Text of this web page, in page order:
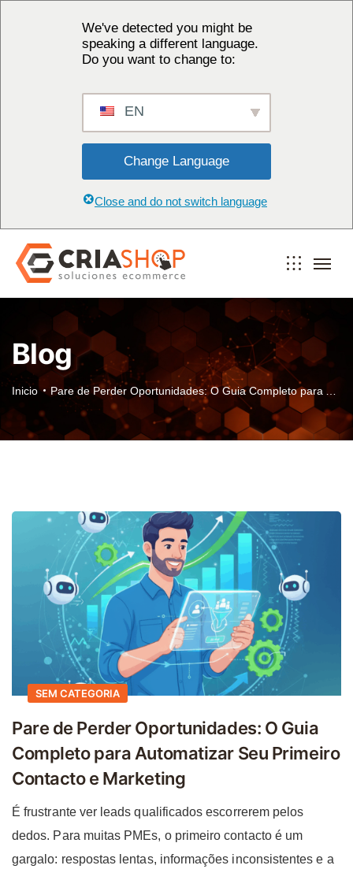
We've detected you might be
speaking a different language.
Do you want to change to:
EN
Change Language
Close and do not switch language
Blog
Inicio Pare de Perder Oportunidades: O Guia Completo para Automatizar Seu Primeiro Contacto e Marketing
SEM CATEGORIA
Pare de Perder Oportunidades: O Guia
Completo para Automatizar Seu Primeiro
Contacto e Marketing
É frustrante ver leads qualificados escorrerem pelos
dedos. Para muitas PMEs, o primeiro contacto é um
gargalo: respostas lentas, informações inconsistentes e a